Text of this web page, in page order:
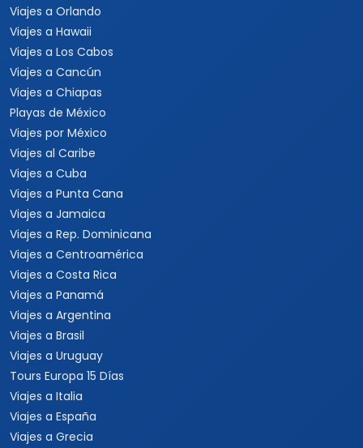
Viajes a Orlando
Viajes a Hawaii
Viajes a Los Cabos
Viajes a Cancún
Viajes a Chiapas
Playas de México
Viajes por México
Viajes al Caribe
Viajes a Cuba
Viajes a Punta Cana
Viajes a Jamaica
Viajes a Rep. Dominicana
Viajes a Centroamérica
Viajes a Costa Rica
Viajes a Panamá
Viajes a Argentina
Viajes a Brasil
Viajes a Uruguay
Tours Europa 15 Días
Viajes a Italia
Viajes a España
Viajes a Grecia